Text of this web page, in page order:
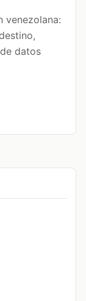
venezolana:
datos